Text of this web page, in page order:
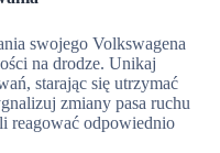
swojego Volkswagena
na drodze. Unikaj
starając się utrzymać
zmiany pasa ruchu
reagować odpowiednio